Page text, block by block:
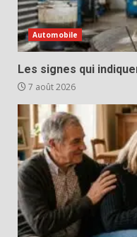
Automobile
Les signes qui
7 août 2026